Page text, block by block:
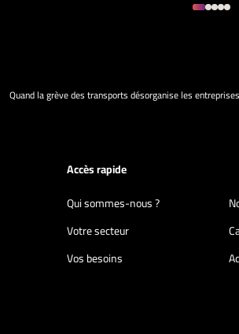
Quand la grève des transports désorganise les entreprises
Accès rapide
Qui sommes-nous ?
Votre secteur
Vos besoins